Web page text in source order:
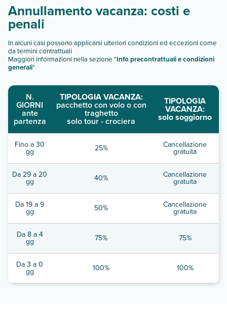
Annullamento vacanza: costi e
penali
In alcuni casi possono applicarsi ulteriori condizioni ed eccezioni come
da termini contrattuali
Maggiori informazioni nella sezione "Info precontrattuali e condizioni
generali"
N.
GIORNI
ante
partenza
TIPOLOGIA VACANZA:
pacchetto con volo o con
traghetto
solo tour - crociera
TIPOLOGIA
VACANZA:
solo soggiorno
Fino a 30
gg 25% Cancellazione
gratuita
Da 29 a 20
gg 40% Cancellazione
gratuita
Da 19 a 9
gg 50% Cancellazione
gratuita
Da 8 a 4
gg 75% 75%
Da 3 a 0
gg 100% 100%